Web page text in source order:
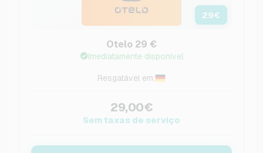
29€
Otelo 29 €
Imediatamente disponível
Resgatável em:
29,00€
Sem taxas de serviço